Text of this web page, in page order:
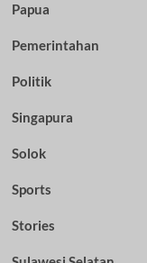
Papua
Pemerintahan
Politik
Singapura
Solok
Sports
Stories